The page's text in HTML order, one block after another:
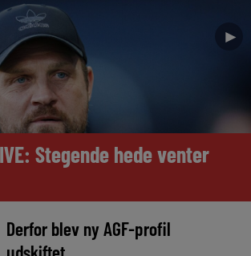
►
Stegende hede venter
Derfor blev ny AGF-profil